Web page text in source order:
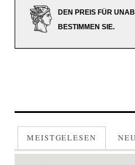
DEN PREIS FÜR
BESTIMMEN SIE.
MEISTGELESEN NEU